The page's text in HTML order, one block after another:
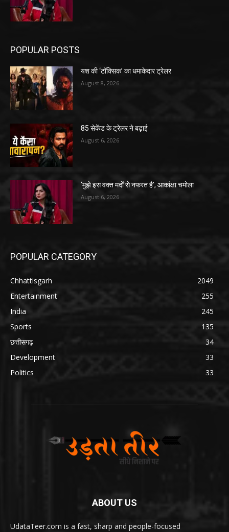
POPULAR POSTS
यश की ‘टॉक्सिक’ का धमाकेदार ट्रेलर
August 8, 2026
85 सेकेंड के ट्रेलर ने बढ़ाई
August 6, 2026
‘मुझे इस वक्त मर्दों से नफरत है’, आकांक्षा चमोला
August 6, 2026
POPULAR CATEGORY
Chhattisgarh
2049
Entertainment
255
India
245
Sports
135
छत्तीसगढ़
34
Development
33
Politics
33
ABOUT US
UdataTeer.com is a fast, sharp and people-focused